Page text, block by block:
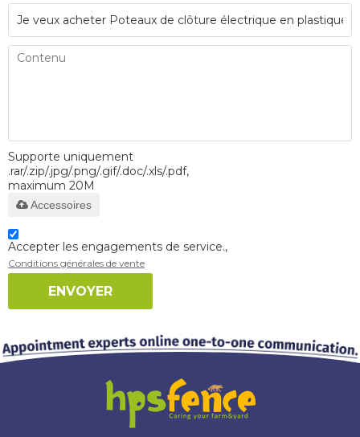
Supporte uniquement
.rar/.zip/.jpg/.png/.gif/.doc/.xls/.pdf,
maximum 20M
Accessoires
Accepter les engagements de service.,
Conditions générales de vente
ENVOYER